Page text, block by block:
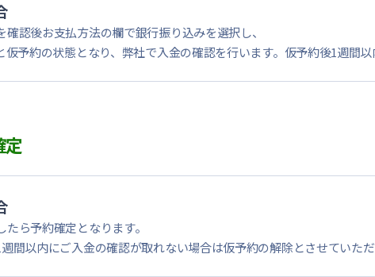
認後お支払方法の欄で銀行振り込みを選択し、
予約の状態となり、弊社で入金の確認を行います。仮予約後1週間
ら予約確定となります。
間以内にご入金の確認が取れない場合は仮予約の解除とさせていただ